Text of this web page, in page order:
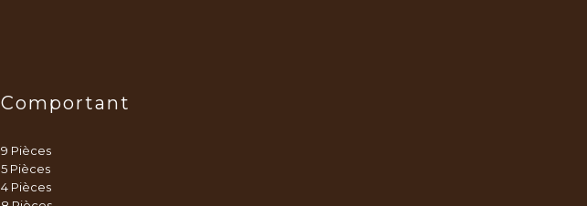
Comportant
9 Pièces
5 Pièces
4 Pièces